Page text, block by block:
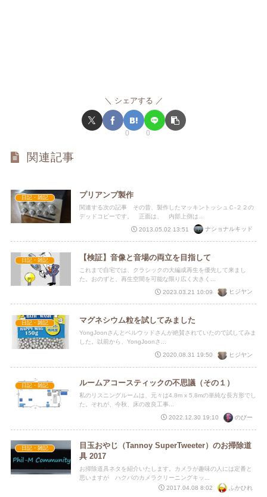
シェアする
0 0
関連記事
日記・雑記 プリアンプ製作
関連する次の記事 その昔、製作したマッキントッシュＣ-２２の
デッドコピーです。 正面は、 内部上側は...
2013.05.02 13:51
ナショナルキッド
日記・雑記 【検証】音像と音場の両立を目指して
これまで自宅では、クラシックの大編成再生を優先して来まし
た。おのずと、再生空間を可能な限り広く大きく...
2023.03.21 10:09
ヒジヤン
日記・雑記 マグネシウム粒を試してみました
YongJoonさんとベルウッドさんが絶賛されていたので試してみま
した。以前から、YongJoonさ...
2020.08.31 19:50
ヒジヤン
日記・雑記 ルームアコースティックの不思議（その１）
私のリスニングルームは、元々は4.8m x 5.8mの単純な長方形でし
た。それが、今秋、床の改良工事...
2022.12.30 19:10
のびー
日記・雑記
目玉おやじ（Tannoy SuperTweeter）のお掃除道
具 2017
お掃除道具ネタを紹介いたします。カメラが趣味の人には定番と
思いますが ハクバのカメラクリーニングキッ...
2017.04.08 8:02
ふかひれ